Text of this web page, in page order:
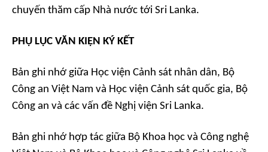
chuyến thăm cấp Nhà nước tới Sri Lanka.
PHỤ LỤC VĂN KIỆN KÝ KẾT
Bản ghi nhớ giữa Học viện Cảnh sát nhân dân, Bộ
Công an Việt Nam và Học viện Cảnh sát quốc gia, Bộ
Công an và các vấn đề Nghị viện Sri Lanka.
Bản ghi nhớ hợp tác giữa Bộ Khoa học và Công nghệ